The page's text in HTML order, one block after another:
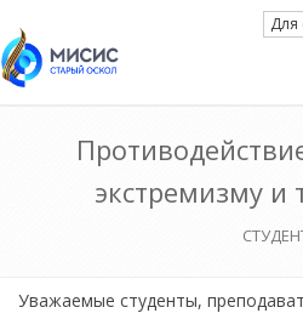
Для
экстремизму и
Уважаемые студенты,